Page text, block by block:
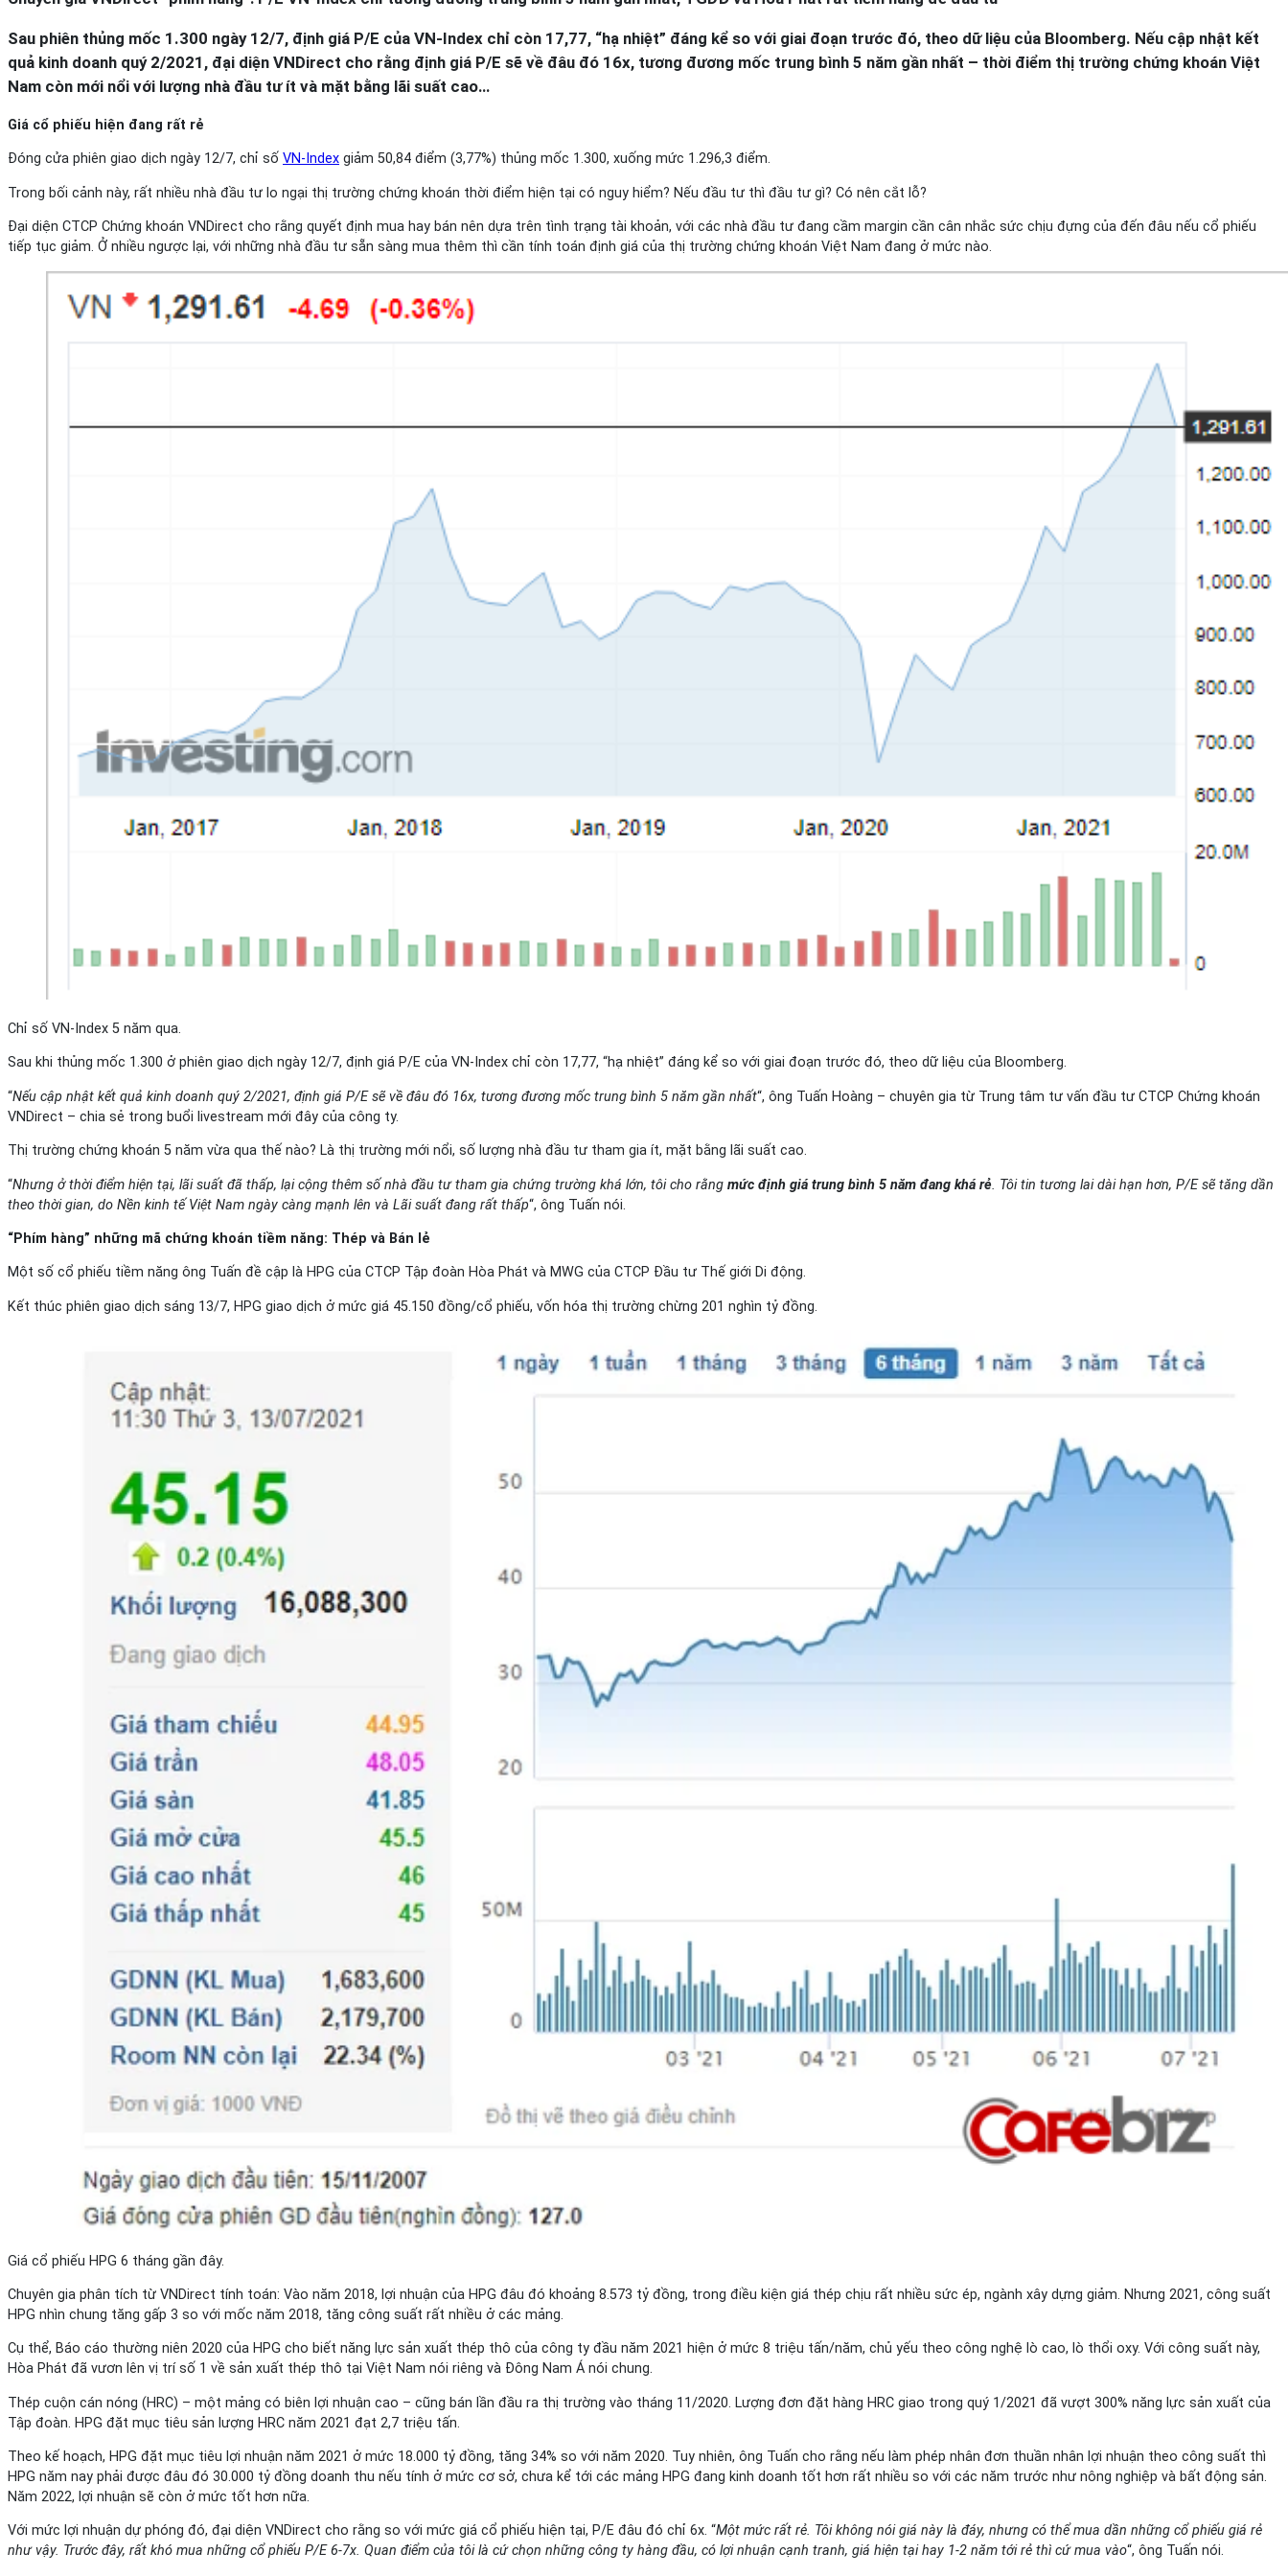
Sau phiên thủng mốc 1.300 ngày 12/7, định giá P/E của VN-Index chỉ còn 17,77, “hạ nhiệt” đáng kể so với giai đoạn trước đó, theo dữ liệu của Bloomberg. Nếu cập nhật kết
quả kinh doanh quý 2/2021, đại diện VNDirect cho rằng định giá P/E sẽ về đâu đó 16x, tương đương mốc trung bình 5 năm gần nhất – thời điểm thị trường chứng khoán Việt
Nam còn mới nổi với lượng nhà đầu tư ít và mặt bằng lãi suất cao…
Giá cổ phiếu hiện đang rất rẻ
Đóng cửa phiên giao dịch ngày 12/7, chỉ số VN-Index giảm 50,84 điểm (3,77%) thủng mốc 1.300, xuống mức 1.296,3 điểm.
Trong bối cảnh này, rất nhiều nhà đầu tư lo ngại thị trường chứng khoán thời điểm hiện tại có nguy hiểm? Nếu đầu tư thì đầu tư gì? Có nên cắt lỗ?
Đại diện CTCP Chứng khoán VNDirect cho rằng quyết định mua hay bán nên dựa trên tình trạng tài khoản, với các nhà đầu tư đang cầm margin cần cân nhắc sức chịu đựng của đến đâu nếu cổ phiếu
tiếp tục giảm. Ở nhiều ngược lại, với những nhà đầu tư sẵn sàng mua thêm thì cần tính toán định giá của thị trường chứng khoán Việt Nam đang ở mức nào.
Chỉ số VN-Index 5 năm qua.
Sau khi thủng mốc 1.300 ở phiên giao dịch ngày 12/7, định giá P/E của VN-Index chỉ còn 17,77, “hạ nhiệt” đáng kể so với giai đoạn trước đó, theo dữ liệu của Bloomberg.
“Nếu cập nhật kết quả kinh doanh quý 2/2021, định giá P/E sẽ về đâu đó 16x, tương đương mốc trung bình 5 năm gần nhất“, ông Tuấn Hoàng – chuyên gia từ Trung tâm tư vấn đầu tư CTCP Chứng khoán
VNDirect – chia sẻ trong buổi livestream mới đây của công ty.
Thị trường chứng khoán 5 năm vừa qua thế nào? Là thị trường mới nổi, số lượng nhà đầu tư tham gia ít, mặt bằng lãi suất cao.
“Nhưng ở thời điểm hiện tại, lãi suất đã thấp, lại cộng thêm số nhà đầu tư tham gia chứng trường khá lớn, tôi cho rằng mức định giá trung bình 5 năm đang khá rẻ. Tôi tin tương lai dài hạn hơn, P/E sẽ tăng dần
theo thời gian, do Nền kinh tế Việt Nam ngày càng mạnh lên và Lãi suất đang rất thấp“, ông Tuấn nói.
“Phím hàng” những mã chứng khoán tiềm năng: Thép và Bán lẻ
Một số cổ phiếu tiềm năng ông Tuấn đề cập là HPG của CTCP Tập đoàn Hòa Phát và MWG của CTCP Đầu tư Thế giới Di động.
Kết thúc phiên giao dịch sáng 13/7, HPG giao dịch ở mức giá 45.150 đồng/cổ phiếu, vốn hóa thị trường chừng 201 nghìn tỷ đồng.
Giá cổ phiếu HPG 6 tháng gần đây.
Chuyên gia phân tích từ VNDirect tính toán: Vào năm 2018, lợi nhuận của HPG đâu đó khoảng 8.573 tỷ đồng, trong điều kiện giá thép chịu rất nhiều sức ép, ngành xây dựng giảm. Nhưng 2021, công suất
HPG nhìn chung tăng gấp 3 so với mốc năm 2018, tăng công suất rất nhiều ở các mảng.
Cụ thể, Báo cáo thường niên 2020 của HPG cho biết năng lực sản xuất thép thô của công ty đầu năm 2021 hiện ở mức 8 triệu tấn/năm, chủ yếu theo công nghệ lò cao, lò thổi oxy. Với công suất này,
Hòa Phát đã vươn lên vị trí số 1 về sản xuất thép thô tại Việt Nam nói riêng và Đông Nam Á nói chung.
Thép cuộn cán nóng (HRC) – một mảng có biên lợi nhuận cao – cũng bán lần đầu ra thị trường vào tháng 11/2020. Lượng đơn đặt hàng HRC giao trong quý 1/2021 đã vượt 300% năng lực sản xuất của
Tập đoàn. HPG đặt mục tiêu sản lượng HRC năm 2021 đạt 2,7 triệu tấn.
Theo kế hoạch, HPG đặt mục tiêu lợi nhuận năm 2021 ở mức 18.000 tỷ đồng, tăng 34% so với năm 2020. Tuy nhiên, ông Tuấn cho rằng nếu làm phép nhân đơn thuần nhân lợi nhuận theo công suất thì
HPG năm nay phải được đâu đó 30.000 tỷ đồng doanh thu nếu tính ở mức cơ sở, chưa kể tới các mảng HPG đang kinh doanh tốt hơn rất nhiều so với các năm trước như nông nghiệp và bất động sản.
Năm 2022, lợi nhuận sẽ còn ở mức tốt hơn nữa.
Với mức lợi nhuận dự phóng đó, đại diện VNDirect cho rằng so với mức giá cổ phiếu hiện tại, P/E đâu đó chỉ 6x. “Một mức rất rẻ. Tôi không nói giá này là đáy, nhưng có thể mua dần những cổ phiếu giá rẻ
như vậy. Trước đây, rất khó mua những cổ phiếu P/E 6-7x. Quan điểm của tôi là cứ chọn những công ty hàng đầu, có lợi nhuận cạnh tranh, giá hiện tại hay 1-2 năm tới rẻ thì cứ mua vào“, ông Tuấn nói.